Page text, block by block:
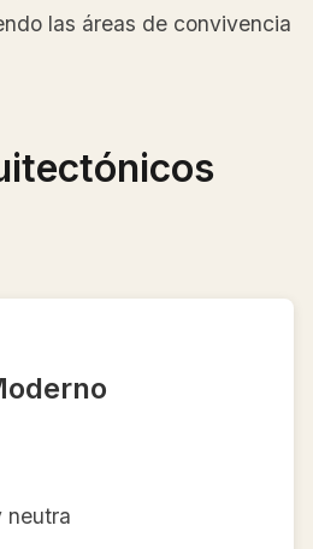
las áreas de convivencia
neutra